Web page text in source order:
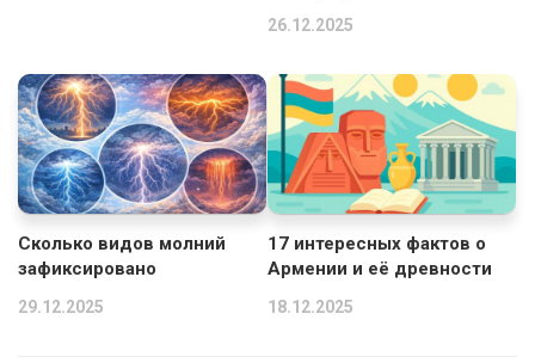
26.12.2025
Сколько видов молний
зафиксировано
29.12.2025
17 интересных фактов о
Армении и её древности
18.12.2025